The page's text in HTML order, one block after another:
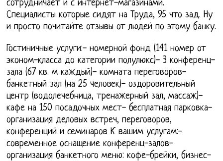
сотрудничает и с интернет-магазинами.
Специалисты которые сидят на Труда, 95 что зад. Ну
и просто почитайте отзывы от людей по этому банку.
Гостиничные услуги:- номерной фонд (141 номер от
эконом-класса до категории полулюкс)- 3 конференц-
зала (67 кв. м каждый)- комната переговоров-
банкетный зал (на 25 человек)- оздоровительный
центр (водолечебница, тренажерный зал, массаж)-
кафе на 150 посадочных мест- бесплатная парковка-
организация деловых встреч, переговоров,
конференций и семинаров К вашим услугам:-
современное оснащение конференц-залов-
организация банкетного меню: кофе-брейки, бизнес-